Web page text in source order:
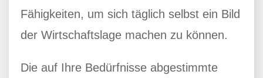
Fähigkeiten, um sich täglich selbst ein Bild
der Wirtschaftslage machen zu können.
Die auf Ihre Bedürfnisse abgestimmte